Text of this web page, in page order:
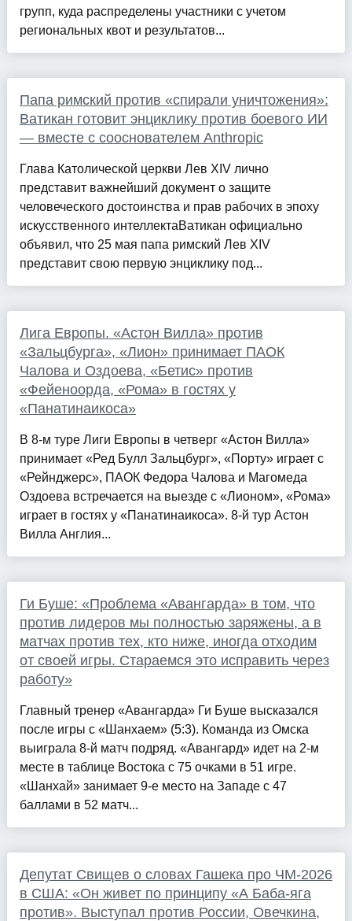
групп, куда распределены участники с учетом
региональных квот и результатов...
Папа римский против «спирали уничтожения»:
Ватикан готовит энциклику против боевого ИИ
— вместе с сооснователем Anthropic
Глава Католической церкви Лев XIV лично
представит важнейший документ о защите
человеческого достоинства и прав рабочих в эпоху
искусственного интеллектаВатикан официально
объявил, что 25 мая папа римский Лев XIV
представит свою первую энциклику под...
Лига Европы. «Астон Вилла» против
«Зальцбурга», «Лион» принимает ПАОК
Чалова и Оздоева, «Бетис» против
«Фейеноорда, «Рома» в гостях у
«Панатинаикоса»
В 8-м туре Лиги Европы в четверг «Астон Вилла»
принимает «Ред Булл Зальцбург», «Порту» играет с
«Рейнджерс», ПАОК Федора Чалова и Магомеда
Оздоева встречается на выезде с «Лионом», «Рома»
играет в гостях у «Панатинаикоса». 8-й тур Астон
Вилла Англия...
Ги Буше: «Проблема «Авангарда» в том, что
против лидеров мы полностью заряжены, а в
матчах против тех, кто ниже, иногда отходим
от своей игры. Стараемся это исправить через
работу»
Главный тренер «Авангарда» Ги Буше высказался
после игры с «Шанхаем» (5:3). Команда из Омска
выиграла 8-й матч подряд. «Авангард» идет на 2-м
месте в таблице Востока с 75 очками в 51 игре.
«Шанхай» занимает 9-е место на Западе с 47
баллами в 52 матч...
Депутат Свищев о словах Гашека про ЧМ-2026
в США: «Он живет по принципу «А Баба-яга
против». Выступал против России, Овечкина,